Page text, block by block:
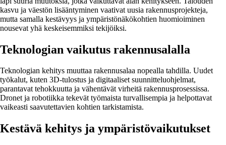
kasvu ja väestön lisääntyminen vaativat uusia rakennusprojekteja,
mutta samalla kestävyys ja ympäristönäkökohtien huomioiminen
nousevat yhä keskeisemmiksi tekijöiksi.
Teknologian vaikutus rakennusalalla
Teknologian kehitys muuttaa rakennusalaa nopealla tahdilla. Uudet
työkalut, kuten 3D-tulostus ja digitaaliset suunnitteluohjelmat,
parantavat tehokkuutta ja vähentävät virheitä rakennusprosessissa.
Dronet ja robotiikka tekevät työmaista turvallisempia ja helpottavat
vaikeasti saavutettavien kohtien tarkistamista.
Kestävä kehitys ja ympäristövaikutukset